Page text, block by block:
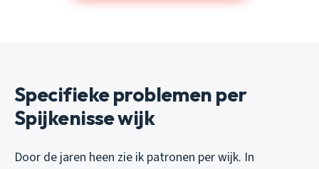
Specifieke problemen per
Spijkenisse wijk
Door de jaren heen zie ik patronen per wijk. In